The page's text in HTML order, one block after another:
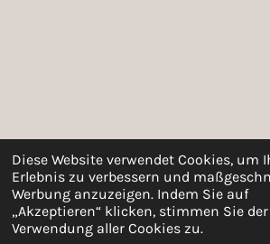
Diese Website verwendet Cookies, um
Erlebnis zu verbessern und
Werbung anzuzeigen. Indem Sie auf
„Akzeptieren“ klicken, stimmen Sie der
Verwendung aller Cookies zu.